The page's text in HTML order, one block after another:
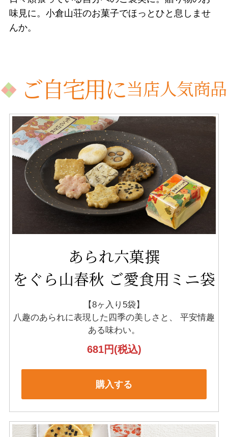
味見に。小倉山荘のお菓子でほっとひと息しませ
んか。
ご自宅用に当店人気商品
あられ六菓撰
をぐら山春秋 ご愛食用ミニ袋
【8ヶ入り5袋】
八趣のあられに表現した四季の美しさと、
平安情趣
ある味わい。
681円(税込)
購入する